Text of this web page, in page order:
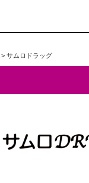
> サムロドラッグ